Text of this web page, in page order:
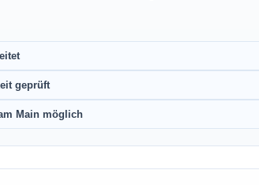
geprüft
Main möglich